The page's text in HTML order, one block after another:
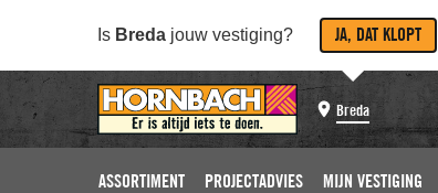
Is Breda jouw vestiging? JA, DAT KLOPT
Breda
ASSORTIMENT PROJECTADVIES MIJN VESTIGING